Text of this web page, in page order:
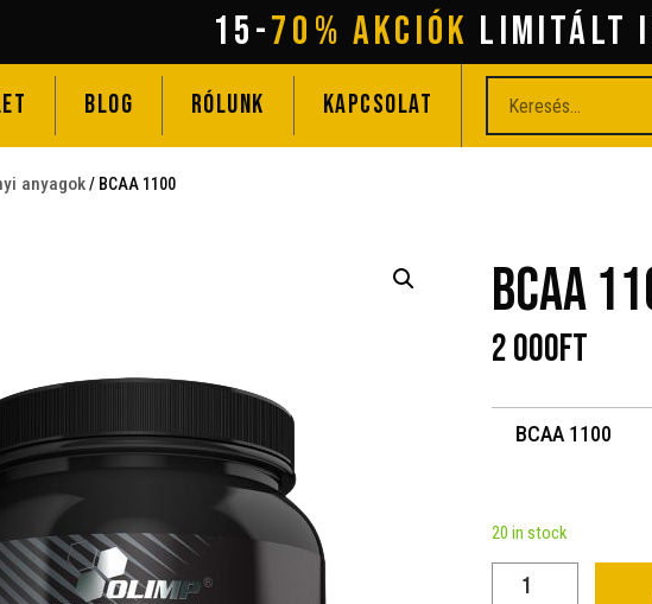
15-70% AKCIÓK lIMITÁLT
BLOG RÓLUNK KAPCSOLAT
anyagok/ BCAA 1100
BCAA
2 000Ft
BCAA 1100
20 in stock